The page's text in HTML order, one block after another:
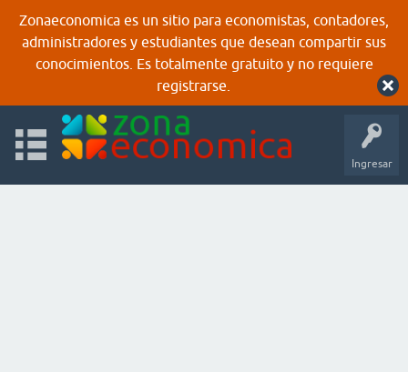
Zonaeconomica es un sitio para economistas, contadores,
administradores y estudiantes que desean compartir sus
conocimientos. Es totalmente gratuito y no requiere
registrarse.
Ingresar